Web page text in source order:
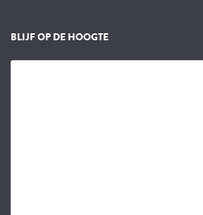
BLIJF OP DE HOOGTE